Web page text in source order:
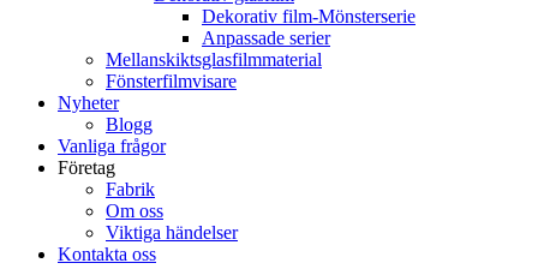
Dekorativ film-Mönsterserie
Anpassade serier
Mellanskiktsglasfilmmaterial
Fönsterfilmvisare
Nyheter
Blogg
Vanliga frågor
Företag
Fabrik
Om oss
Viktiga händelser
Kontakta oss